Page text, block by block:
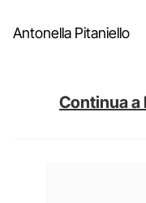
Antonella Pitaniello
Continua a